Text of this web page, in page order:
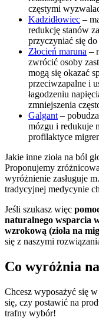
częstymi
Kadzidłowiec –
redukcję stanów
przyczyniać się
Złocień maruna –
zwrócić osoby
mogą się okazać
przeciwzapalne i
łagodzeniu
zmniejszenia
Galgant –
mózgu i redukuje
profilaktyce
Jakie inne zioła na ból
Proponujemy
wyróżnienie zasługuje
tradycyjnej medycynie
Jeśli szukasz więc
naturalnego wsparcia
wzrokową (zioła na
się z naszymi
Co wyróżnia
Chcesz wyposażyć się w
się, czy postawić na
trafny wybór!